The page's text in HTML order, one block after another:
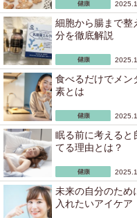
細胞から腸まで整
分を徹底解説
食べるだけでメン
素とは
眠る前に考えると
てる理由とは？
未来の自分のため
入れたいアイケア